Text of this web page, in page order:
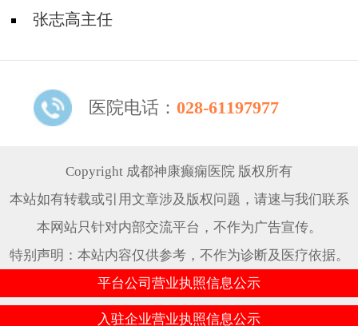
张志高主任
医院电话： 028-61197977
Copyright 成都神康癫痫医院 版权所有
本站如有转载或引用文章涉及版权问题，请速与我们联系
本网站只针对内部交流平台，不作为广告宣传。
特别声明：本站内容仅供参考，不作为诊断及医疗依据。
平台公司营业执照信息公示
入驻企业营业执照信息公示